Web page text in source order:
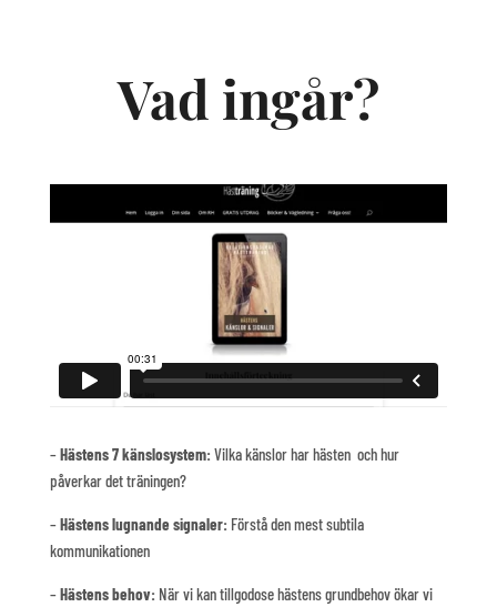
Vad ingår?
–Hästens 7 känslosystem: Vilka känslor har hästen och hur
påverkar det träningen?
–Hästens lugnande signaler: Förstå den mest subtila
kommunikationen
–Hästens behov: När vi kan tillgodose hästens grundbehov ökar vi